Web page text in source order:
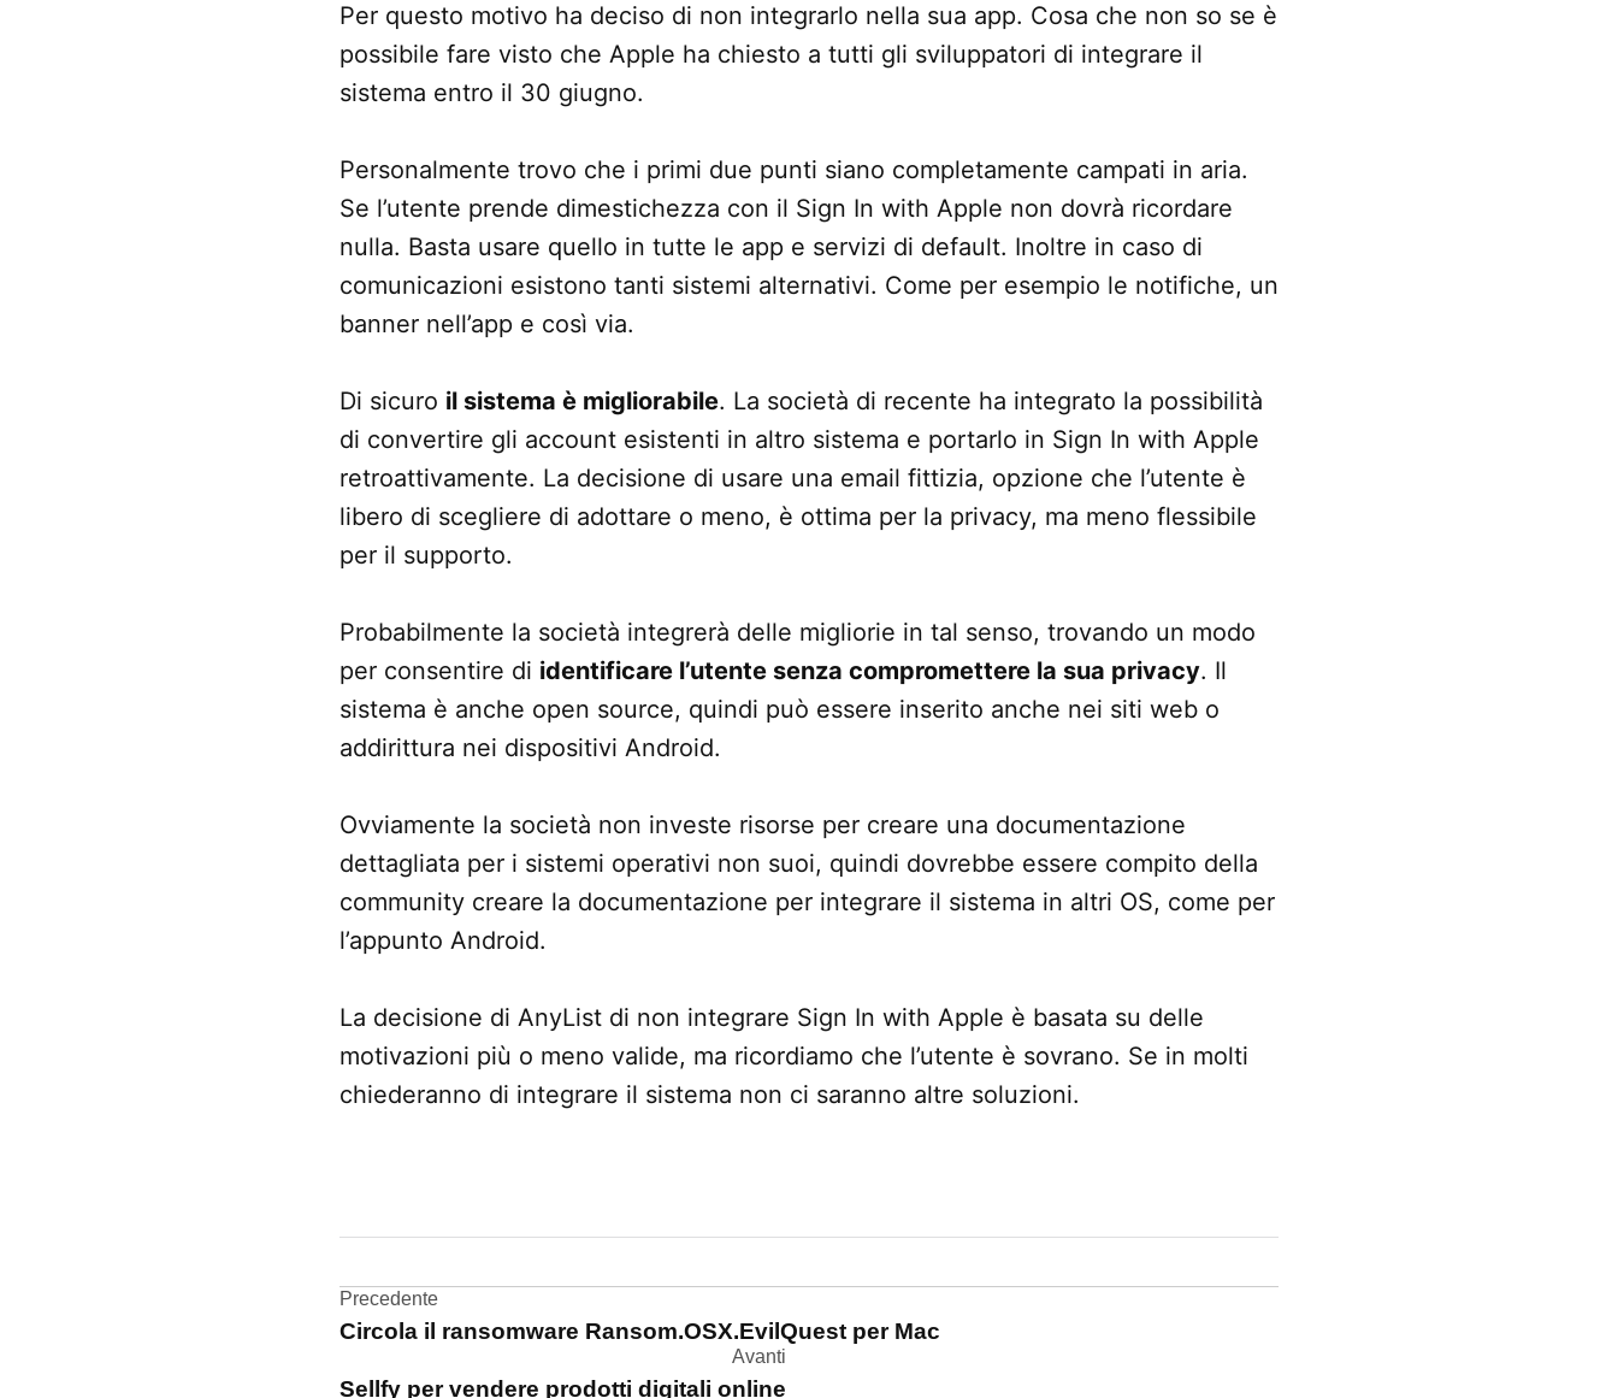
Per questo motivo ha deciso di non integrarlo nella sua app. Cosa che non so se è
possibile fare visto che Apple ha chiesto a tutti gli sviluppatori di integrare il
sistema entro il 30 giugno.
Personalmente trovo che i primi due punti siano completamente campati in aria.
Se l’utente prende dimestichezza con il Sign In with Apple non dovrà ricordare
nulla. Basta usare quello in tutte le app e servizi di default. Inoltre in caso di
comunicazioni esistono tanti sistemi alternativi. Come per esempio le notifiche, un
banner nell’app e così via.
Di sicuro il sistema è migliorabile. La società di recente ha integrato la possibilità
di convertire gli account esistenti in altro sistema e portarlo in Sign In with Apple
retroattivamente. La decisione di usare una email fittizia, opzione che l’utente è
libero di scegliere di adottare o meno, è ottima per la privacy, ma meno flessibile
per il supporto.
Probabilmente la società integrerà delle migliorie in tal senso, trovando un modo
per consentire di identificare l’utente senza compromettere la sua privacy. Il
sistema è anche open source, quindi può essere inserito anche nei siti web o
addirittura nei dispositivi Android.
Ovviamente la società non investe risorse per creare una documentazione
dettagliata per i sistemi operativi non suoi, quindi dovrebbe essere compito della
community creare la documentazione per integrare il sistema in altri OS, come per
l’appunto Android.
La decisione di AnyList di non integrare Sign In with Apple è basata su delle
motivazioni più o meno valide, ma ricordiamo che l’utente è sovrano. Se in molti
chiederanno di integrare il sistema non ci saranno altre soluzioni.
in
with
Apple
Navigazione
Precedente
Circola il ransomware Ransom.OSX.EvilQuest per Mac
Avanti
Sellfy per vendere prodotti digitali online